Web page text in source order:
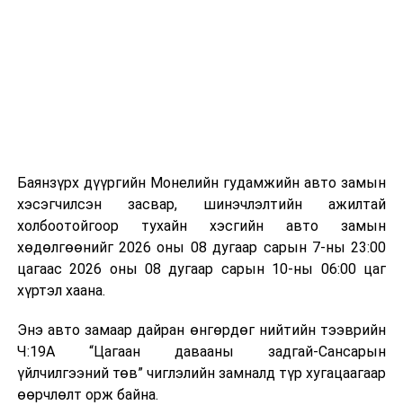
болон дулааны эрчим хүч үйлдвэрлэхэд ашиглаж
болдог. Зарим технологийн хувьд шаталтын дараа
үлдэх үнснээс фосфор зэрэг ашигт эрдсийг сэргээн
авах боломжтой аж.
байна. Тухайлбал, Германд лаг шатаах үйлдвэрээс
гарсан үнснээс фосфор сэргээн авах технологи
ашигладаг бол Нидерландад төвлөрсөн лаг
боловсруулах үйлдвэрүүдээр дулаан, цахилгаан
Баянзүрх дүүргийн Монелийн гудамжийн авто замын
хэсэгчилсэн засвар, шинэчлэлтийн ажилтай
холбоотойгоор тухайн хэсгийн авто замын
хөдөлгөөнийг 2026 оны 08 дугаар сарын 7-ны 23:00
цагаас 2026 оны 08 дугаар сарын 10-ны 06:00 цаг
хүртэл хаана.
Энэ авто замаар дайран өнгөрдөг нийтийн тээврийн
Ч:19А “Цагаан давааны задгай-Сансарын
үйлчилгээний төв” чиглэлийн замналд түр хугацаагаар
өөрчлөлт орж байна.